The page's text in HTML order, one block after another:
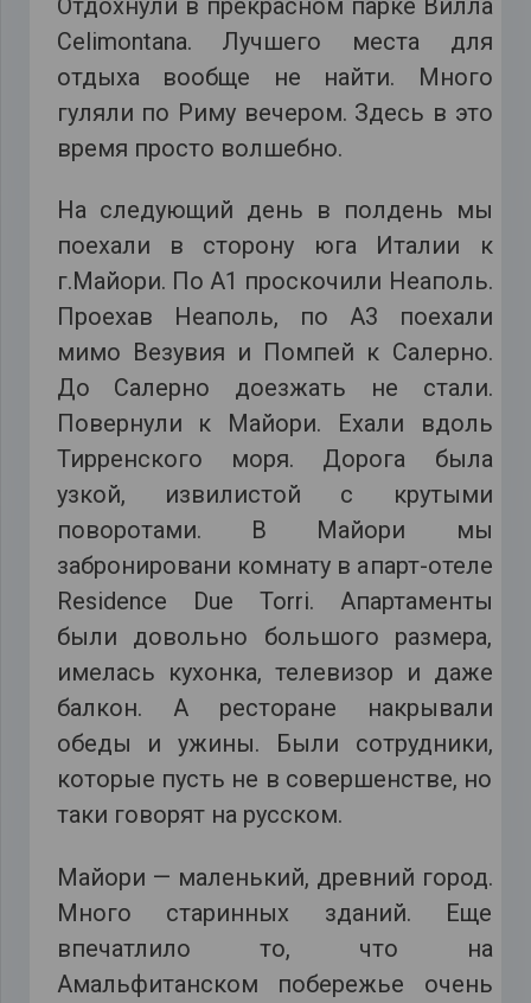
Celimontana. Лучшего места для
отдыха вообще не найти. Много
гуляли по Риму вечером. Здесь в это
время просто волшебно.
На следующий день в полдень мы
поехали в сторону юга Италии к
г.Майори. По А1 проскочили Неаполь.
Проехав Неаполь, по А3 поехали
мимо Везувия и Помпей к Салерно.
До Салерно доезжать не стали.
Повернули к Майори. Ехали вдоль
Тирренского моря. Дорога была
узкой, извилистой с крутыми
поворотами. В Майори мы
забронировани комнату в апарт-отеле
Residence Due Torri. Апартаменты
были довольно большого размера,
имелась кухонка, телевизор и даже
балкон. А ресторане накрывали
обеды и ужины. Были сотрудники,
которые пусть не в совершенстве, но
таки говорят на русском.
Майори — маленький, древний город.
Много старинных зданий. Еще
впечатлило то, что на
Амальфитанском побережье очень